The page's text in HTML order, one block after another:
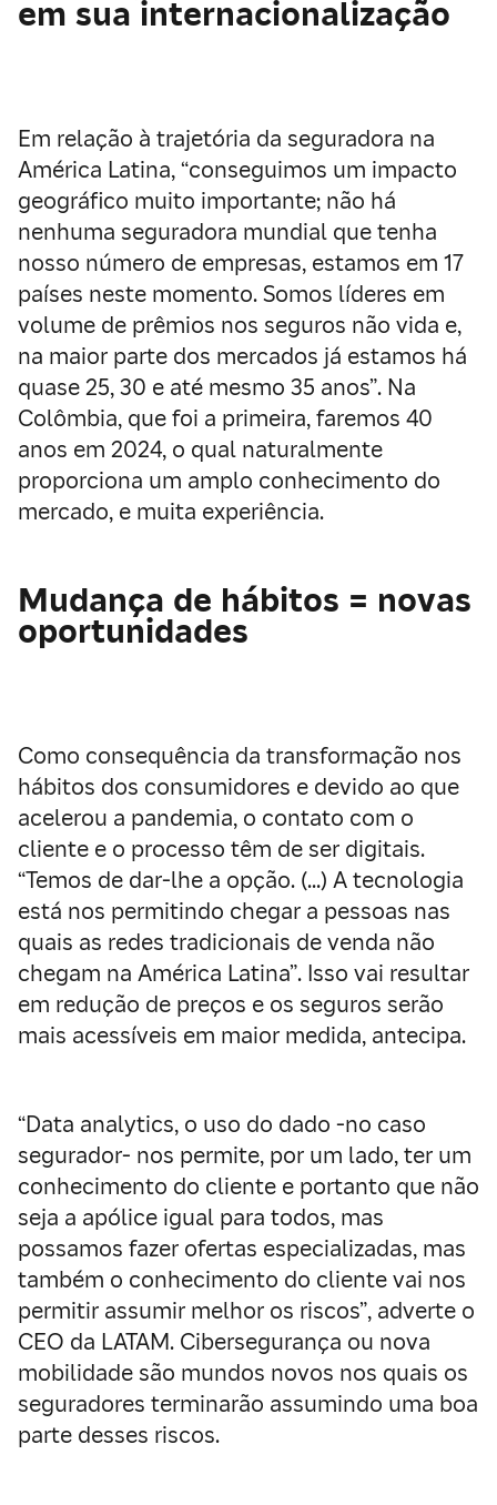
em sua internacionalização
Em relação à trajetória da seguradora na
América Latina, “conseguimos um impacto
geográfico muito importante; não há
nenhuma seguradora mundial que tenha
nosso número de empresas, estamos em 17
países neste momento. Somos líderes em
volume de prêmios nos seguros não vida e,
na maior parte dos mercados já estamos há
quase 25, 30 e até mesmo 35 anos”. Na
Colômbia, que foi a primeira, faremos 40
anos em 2024, o qual naturalmente
proporciona um amplo conhecimento do
mercado, e muita experiência.
Mudança de hábitos = novas
oportunidades
Como consequência da transformação nos
hábitos dos consumidores e devido ao que
acelerou a pandemia, o contato com o
cliente e o processo têm de ser digitais.
“Temos de dar-lhe a opção. (…) A tecnologia
está nos permitindo chegar a pessoas nas
quais as redes tradicionais de venda não
chegam na América Latina”. Isso vai resultar
em redução de preços e os seguros serão
mais acessíveis em maior medida, antecipa.
“Data analytics, o uso do dado -no caso
segurador- nos permite, por um lado, ter um
conhecimento do cliente e portanto que não
seja a apólice igual para todos, mas
possamos fazer ofertas especializadas, mas
também o conhecimento do cliente vai nos
permitir assumir melhor os riscos”, adverte o
CEO da LATAM. Cibersegurança ou nova
mobilidade são mundos novos nos quais os
seguradores terminarão assumindo uma boa
parte desses riscos.